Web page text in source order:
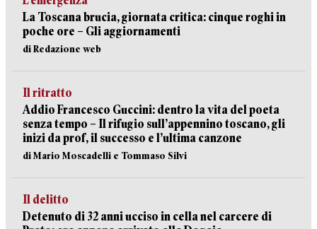
La Toscana brucia, giornata critica: cinque roghi in
poche ore – Gli aggiornamenti
di Redazione web
Il ritratto
Addio Francesco Guccini: dentro la vita del poeta
senza tempo – Il rifugio sull’appennino toscano, gli
inizi da prof, il successo e l’ultima canzone
di Mario Moscadelli e Tommaso Silvi
Il delitto
Detenuto di 32 anni ucciso in cella nel carcere di